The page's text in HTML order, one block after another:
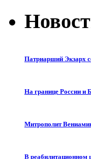
Патриарший Экзарх
На границе России и
Митрополит
В реабилитационном